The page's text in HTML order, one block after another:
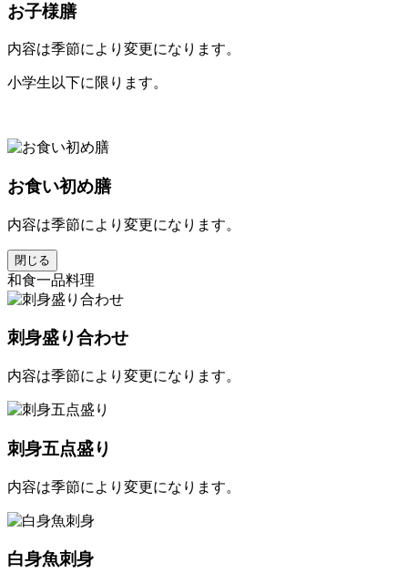
お子様膳
内容は季節により変更になります。
小学生以下に限ります。
お食い初め膳
内容は季節により変更になります。
閉じる
和食一品料理
刺身盛り合わせ
内容は季節により変更になります。
刺身五点盛り
内容は季節により変更になります。
白身魚刺身